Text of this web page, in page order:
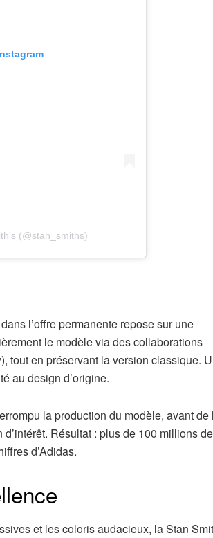
(@stan_smiths)
l’offre permanente repose sur une
le modèle via des collaborations
tout en préservant la version classique.
au design d’origine.
la production du modèle, avant de
Résultat : plus de 100 millions de
d’Adidas.
et les coloris audacieux, la Stan